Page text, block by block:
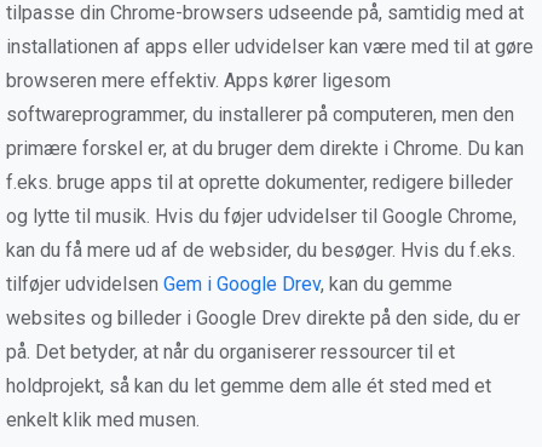
tilpasse din Chrome-browsers udseende på, samtidig med at
installationen af apps eller udvidelser kan være med til at gøre
browseren mere effektiv. Apps kører ligesom
softwareprogrammer, du installerer på computeren, men den
primære forskel er, at du bruger dem direkte i Chrome. Du kan
f.eks. bruge apps til at oprette dokumenter, redigere billeder
og lytte til musik. Hvis du føjer udvidelser til Google Chrome,
kan du få mere ud af de websider, du besøger. Hvis du f.eks.
tilføjer udvidelsen Gem i Google Drev, kan du gemme
websites og billeder i Google Drev direkte på den side, du er
på. Det betyder, at når du organiserer ressourcer til et
holdprojekt, så kan du let gemme dem alle ét sted med et
enkelt klik med musen.